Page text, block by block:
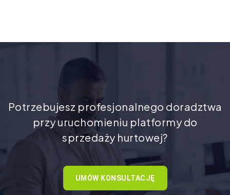
Potrzebujesz profesjonalnego doradztwa
przy uruchomieniu platformy do
sprzedaży hurtowej?
UMÓW KONSULTACJĘ